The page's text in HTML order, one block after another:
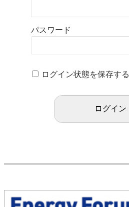
パスワード
ログイン状態を保存する